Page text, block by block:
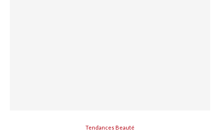
Tendances Beauté